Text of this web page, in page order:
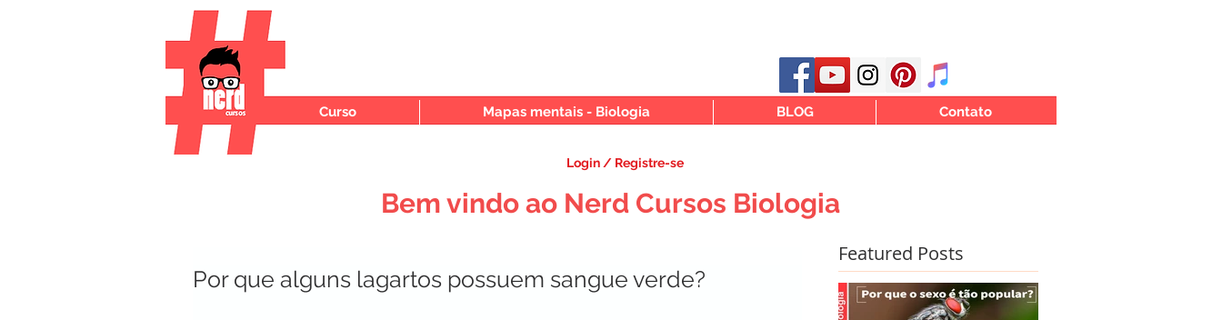
Curso Mapas mentais - Biologia BLOG Contato
Login / Registre-se
Bem vindo ao Nerd Cursos Biologia
Por que alguns lagartos possuem sangue verde?
Featured Posts